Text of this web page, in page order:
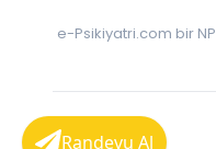
e-Psikiyatri.com bir
Randevu Al